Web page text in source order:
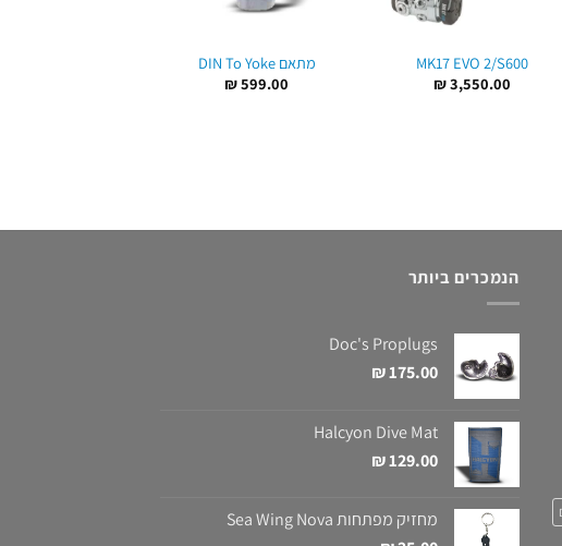
MK17 EVO 2/S600
₪3,550.00
מתאם DIN To Yoke
₪599.00
הנמכרים ביותר
Doc's Proplugs
₪175.00
Halcyon Dive Mat
₪129.00
מחזיק מפתחות Sea Wing Nova